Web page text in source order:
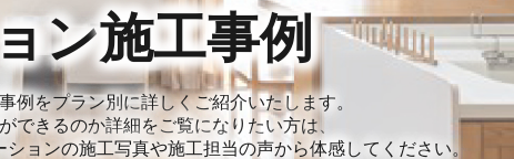
ン施工事例
例をプラン別に詳しくご紹介いたします。
できるのか詳細をご覧になりたい方は、
ョンの施工写真や施工担当の声から体感してください。